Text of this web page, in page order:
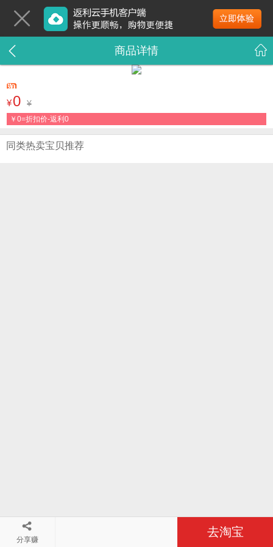
商品详情
¥0 ¥
￥0=折扣价-返利0
分享赚
去淘宝
同类热卖宝贝推荐